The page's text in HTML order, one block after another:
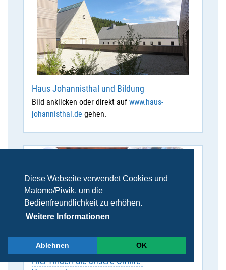
Diese Webseite verwendet Cookies und
Matomo/Piwik, um die
Bedienfreundlichkeit zu erhöhen.
Weitere Informationen
Ablehnen OK
Haus Johannisthal und Bildung
Bild anklicken oder direkt auf www.haus-
johannisthal.de gehen.
Hier finden Sie unsere Online-